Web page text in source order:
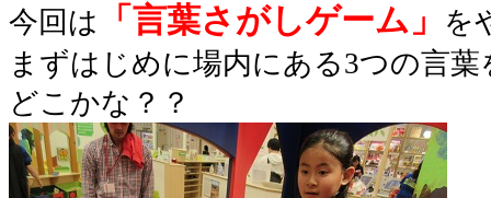
今回は 「言葉さがしゲーム」
を
まずはじめに場内にある3つの言
どこかな？？